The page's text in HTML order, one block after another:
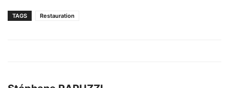
TAGS Restauration